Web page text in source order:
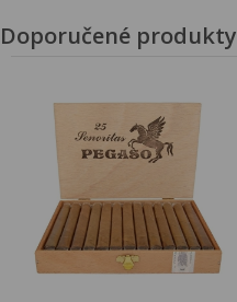
Doporučené produkty